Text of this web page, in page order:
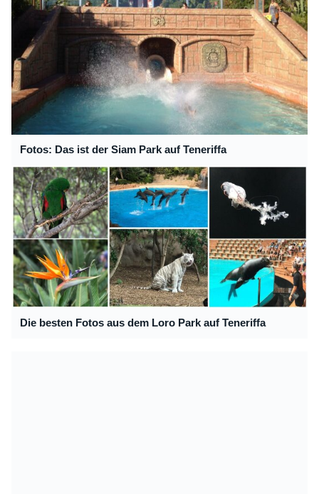
Fotos: Das ist der Siam Park auf Teneriffa
Die besten Fotos aus dem Loro Park auf Teneriffa